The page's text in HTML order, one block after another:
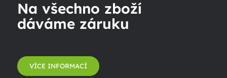
Na všechno zboží
dáváme záruku
VÍCE INFORMACÍ